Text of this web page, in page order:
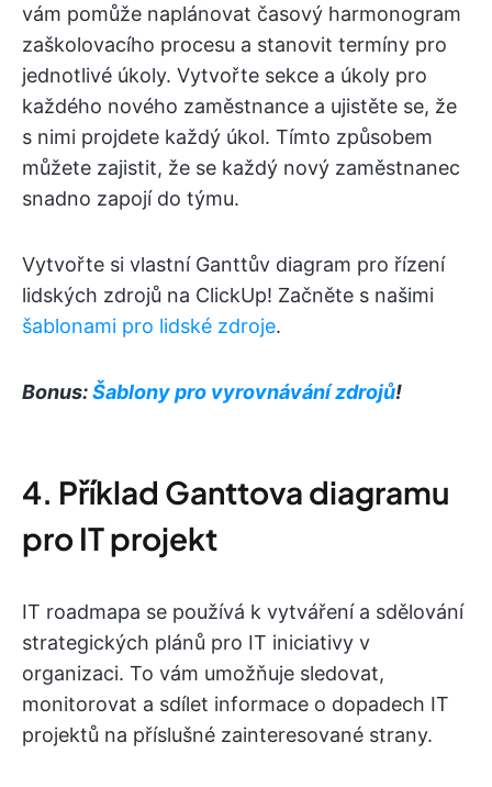
vám pomůže naplánovat časový harmonogram
zaškolovacího procesu a stanovit termíny pro
jednotlivé úkoly. Vytvořte sekce a úkoly pro
každého nového zaměstnance a ujistěte se, že
s nimi projdete každý úkol. Tímto způsobem
můžete zajistit, že se každý nový zaměstnanec
snadno zapojí do týmu.
Vytvořte si vlastní Ganttův diagram pro řízení
lidských zdrojů na ClickUp! Začněte s našimi
šablonami pro lidské zdroje.
Bonus:Šablony pro vyrovnávání zdrojů!
4. Příklad Ganttova diagramu
pro IT projekt
IT roadmapa se používá k vytváření a sdělování
strategických plánů pro IT iniciativy v
organizaci. To vám umožňuje sledovat,
monitorovat a sdílet informace o dopadech IT
projektů na příslušné zainteresované strany.